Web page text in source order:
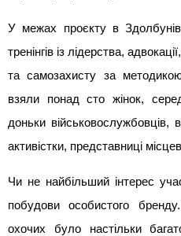
У межах проєкту в
тренінгів із лідерства,
та самозахисту за
взяли понад сто жінок,
доньки військовослужбовців,
активістки, представниці
Чи не найбільший інтерес
побудови особистого
охочих було настільки